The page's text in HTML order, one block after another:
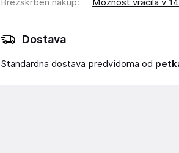
Brezskrben nakup: Možnost vračila v
Dostava
Standardna dostava predvidoma od